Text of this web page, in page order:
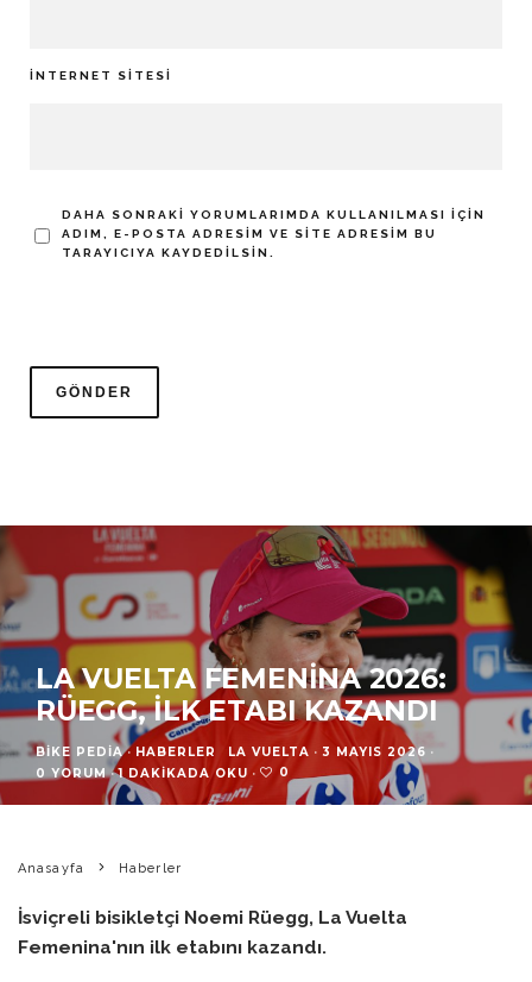
İNTERNET SITESI
DAHA SONRAKI YORUMLARIMDA KULLANILMASI IÇIN
ADIM, E-POSTA ADRESIM VE SITE ADRESIM BU
TARAYICIYA KAYDEDILSIN.
LA VUELTA FEMENINA 2026:
RÜEGG, İLK ETABI KAZANDI
BIKE PEDIA · HABERLER LA VUELTA · 3 MAYIS 2026 ·
0 YORUM · 1 DAKIKADA OKU · 0
Anasayfa Haberler
İsviçreli bisikletçi Noemi Rüegg, La Vuelta
Femenina'nın ilk etabını kazandı.